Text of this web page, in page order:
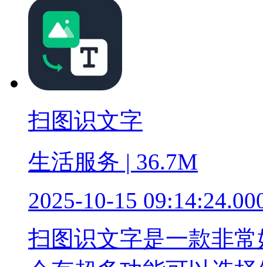
扫图识文字
生活服务 | 36.7M
2025-10-15
扫图识文字是一款非